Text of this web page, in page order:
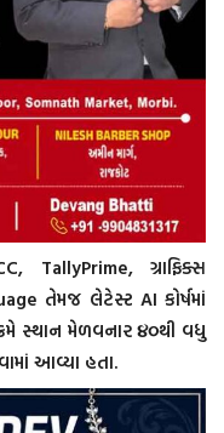
TallyPrime, ગ્રાફિક્સ
તેમજ લેટેસ્ટ AI કોર્ષમાં
સ્થાન મેળવનાર ૪૦થી વધુ
આવ્યા હતા.